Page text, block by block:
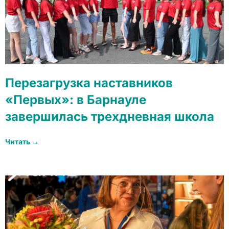
Перезагрузка наставников
«Первых»: в Барнауле
завершилась трехдневная школа
Читать →